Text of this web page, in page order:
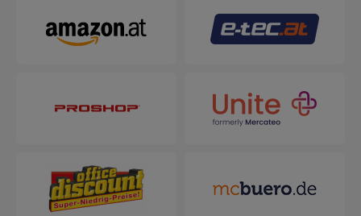
abfängt. Um die optimale Leistung Ihres
Luftreinigers zu erhalten, wird empfohlen, die
HEPA-Filtertrommel alle 12 Monate auszutauschen